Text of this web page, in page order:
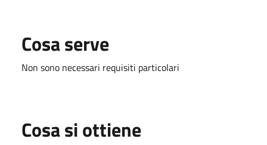
Cosa serve
Non sono necessari requisiti particolari
Cosa si ottiene